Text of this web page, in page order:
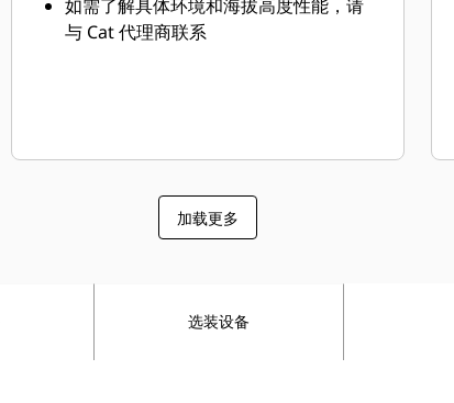
如需了解具体环境和海拔高度性能，请
与 Cat 代理商联系
加载更多
选装设备